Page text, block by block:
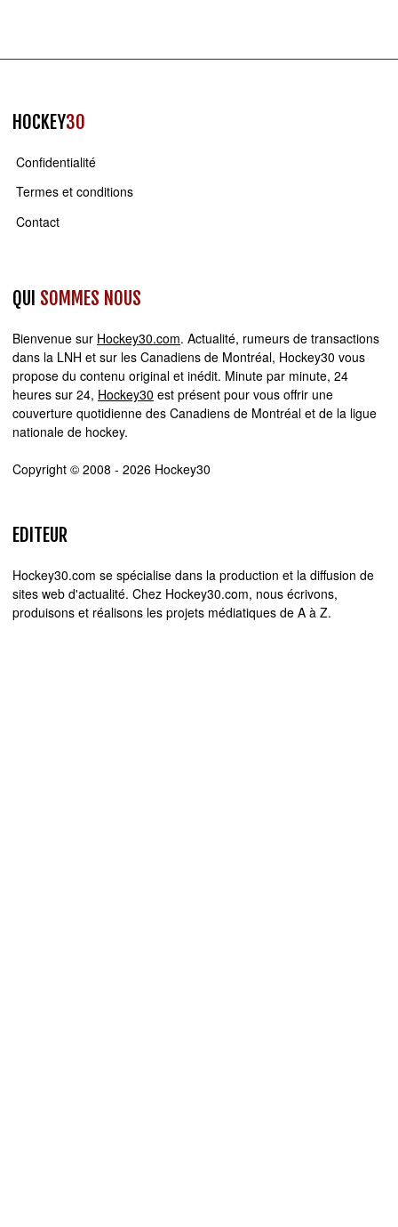
HOCKEY30
Confidentialité
Termes et conditions
Contact
QUI SOMMES NOUS
Bienvenue sur Hockey30.com. Actualité, rumeurs de transactions
dans la LNH et sur les Canadiens de Montréal, Hockey30 vous
propose du contenu original et inédit. Minute par minute, 24
heures sur 24, Hockey30 est présent pour vous offrir une
couverture quotidienne des Canadiens de Montréal et de la ligue
nationale de hockey.
Copyright © 2008 - 2026 Hockey30
EDITEUR
Hockey30.com se spécialise dans la production et la diffusion de
sites web d'actualité. Chez Hockey30.com, nous écrivons,
produisons et réalisons les projets médiatiques de A à Z.